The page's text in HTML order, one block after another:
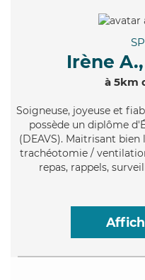
Irène A.,
à 5km
Soigneuse, joyeuse et
possède un diplôme
(DEAVS). Maitrisant
trachéotomie /
repas, rappels,